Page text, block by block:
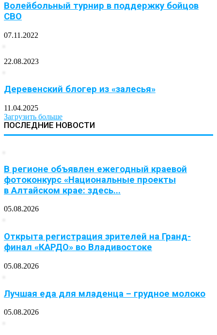
Волейбольный турнир в поддержку бойцов
СВО
07.11.2022
22.08.2023
Деревенский блогер из «залесья»
11.04.2025
Загрузить больше
ПОСЛЕДНИЕ НОВОСТИ
В регионе объявлен ежегодный краевой
фотоконкурс «Национальные проекты
в Алтайском крае: здесь...
05.08.2026
Открыта регистрация зрителей на Гранд-
финал «КАРДО» во Владивостоке
05.08.2026
Лучшая еда для младенца – грудное молоко
05.08.2026